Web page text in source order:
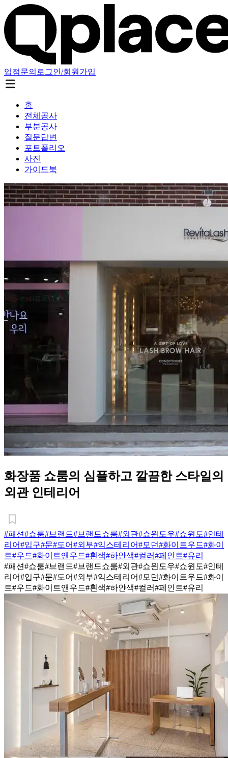
입점문의 로그인/회원가입
홈
전체공사
부분공사
질문답변
포트폴리오
사진
가이드북
화장품 쇼룸의 심플하고 깔끔한 스타일의
외관 인테리어
#패션#쇼룸#브랜드#브랜드쇼룸#외관#쇼윈도우#쇼윈도#인테
리어#입구#문#도어#외부#익스테리어#모던#화이트우드#화이
트#우드#화이트앤우드#흰색#하얀색#컬러#페인트#유리
#패션#쇼룸#브랜드#브랜드쇼룸#외관#쇼윈도우#쇼윈도#인테
리어#입구#문#도어#외부#익스테리어#모던#화이트우드#화이
트#우드#화이트앤우드#흰색#하얀색#컬러#페인트#유리